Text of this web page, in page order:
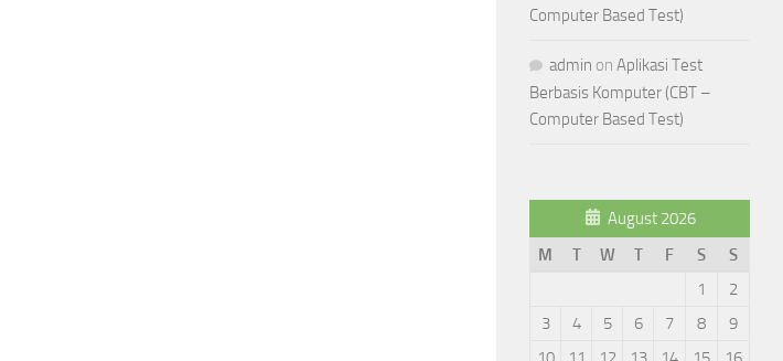
Computer Based Test)
admin on Aplikasi Test
Berbasis Komputer (CBT –
Computer Based Test)
August 2026
M
T W T F S
S
1
2
3
4 5 6 7 8
9